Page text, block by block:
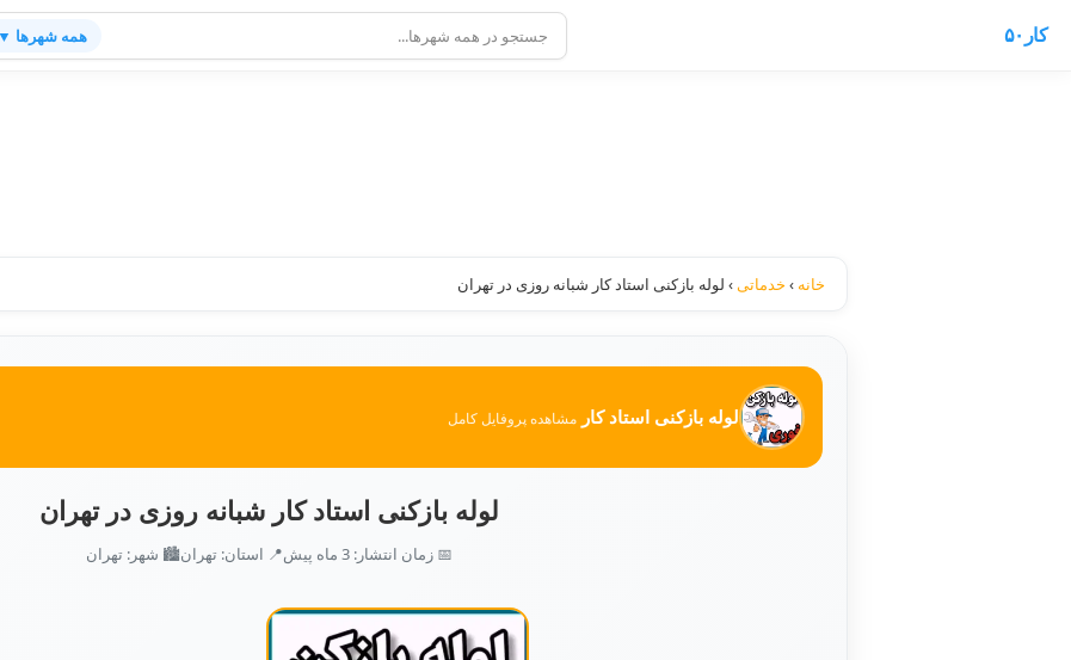
کار۵۰ همه شهرها ▼
خانه › خدماتی› لوله بازکنی استاد کار شبانه روزی در تهران
لوله بازکنی استاد کار مشاهده پروفایل کامل
لوله بازکنی استاد کار شبانه روزی در تهران
📅 زمان انتشار: 3 ماه پیش 📍 استان: تهران🏙️ شهر: تهران